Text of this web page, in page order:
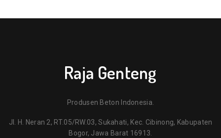
Raja Genteng
Produsen Beton Indonesia.
Jl. H. Neran 2, RT.05/RW.03, Sukahati, Kec. Cibinong, Kabupaten
Bogor, Jawa Barat 16913.